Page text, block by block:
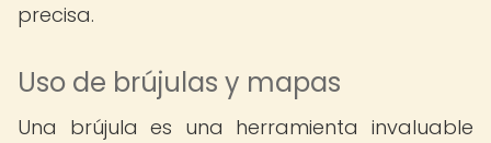
precisa.
Uso de brújulas y mapas
Una brújula es una herramienta invaluable